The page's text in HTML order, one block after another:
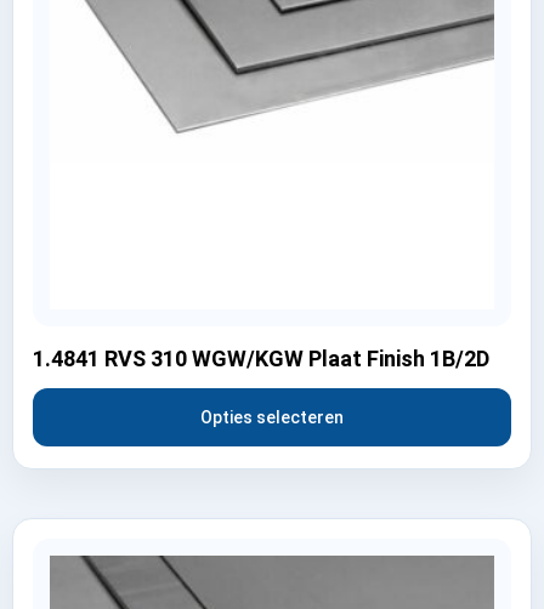
1.4841 RVS 310 WGW/KGW Plaat Finish 1B/2D
Opties selecteren